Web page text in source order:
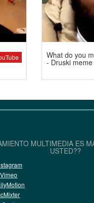
What do you
- Druski meme
MULTIMEDIA ES
USTED??
Vimeo